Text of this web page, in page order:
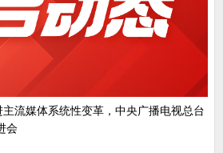
流媒体系统性变革，中央广播电视总台
会